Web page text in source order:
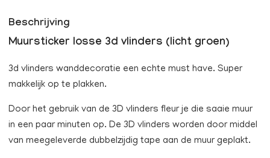
Beschrijving
Muursticker losse 3d vlinders (licht groen)
3d vlinders wanddecoratie een echte must have. Super
makkelijk op te plakken.
Door het gebruik van de 3D vlinders fleur je die saaie muur
in een paar minuten op. De 3D vlinders worden door middel
van meegeleverde dubbelzijdig tape aan de muur geplakt.